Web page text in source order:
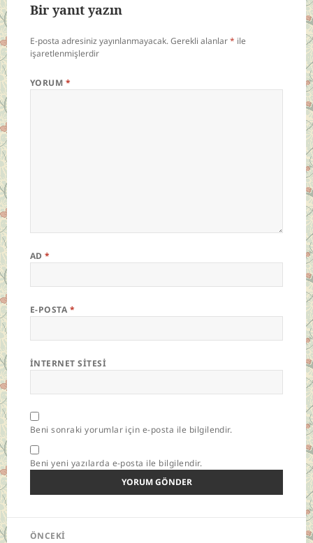
Bir yanıt yazın
E-posta adresiniz yayınlanmayacak.Gerekli alanlar* ile
işaretlenmişlerdir
YORUM *
AD*
E-POSTA *
İNTERNET SITESI
Beni sonraki yorumlar için e-posta ile bilgilendir.
Beni yeni yazılarda e-posta ile bilgilendir.
Yazı
ÖNCEKI